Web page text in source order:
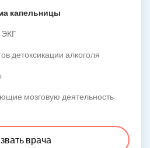
капельницы
ЭКГ
детоксикации алкоголя
мозговую деятельность
врача